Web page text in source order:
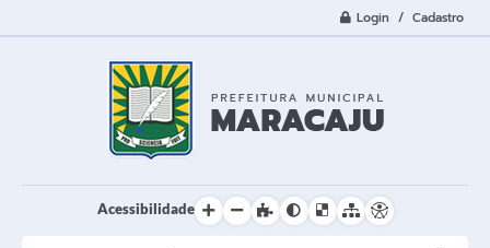
Login / Cadastro
Acessibilidade